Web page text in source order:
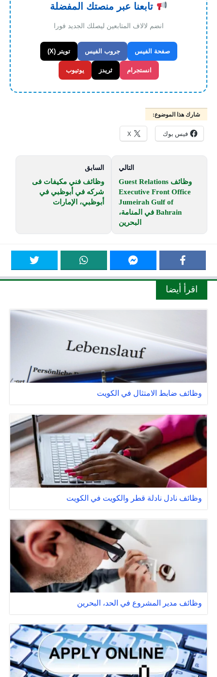
تابعنا عبر منصتك المفضلة
انضم لالاف المتابعين ليصلك الجديد فورا
صفحة الفيس جروب الفيس تويتر (X)
انستجرام ثريدز يوتيوب
شارك هذا الموضوع:
فيس بوك X
التالي
وظائف Guest Relations
Executive Front Office
Jumeirah Gulf of
Bahrain في المنامة،
البحرين
السابق
وظائف فني مكيفات فى
شركه في أبوظبي في
أبوظبي، الإمارات
اقرأ أيضا
وظائف ضابط الامتثال في الكويت
وظائف نادل نادلة قطر والكويت في الكويت
وظائف مدير المشروع في الحد، البحرين